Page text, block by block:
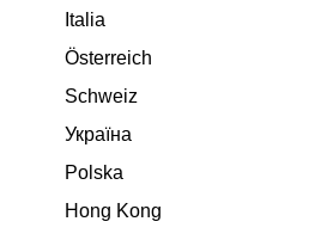
Italia
Österreich
Schweiz
Україна
Polska
Hong Kong